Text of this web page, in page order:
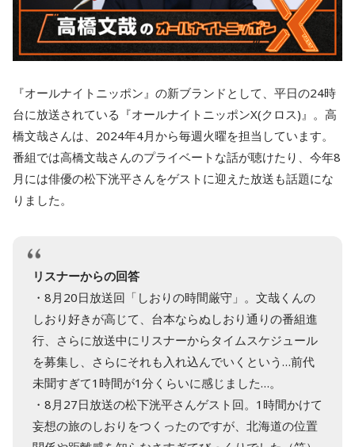
『オールナイトニッポン』の新ブランドとして、平日の24時
台に放送されている『オールナイトニッポンX(クロス)』。高
橋文哉さんは、2024年4月から毎週火曜を担当しています。
番組では高橋文哉さんのプライベートな話が聴けたり、今年8
月には俳優の松下洸平さんをゲストに迎えた放送も話題にな
りました。
リスナーからの回答
・8月20日放送回「しおりの時間厳守」。文哉くんの
しおり好きが高じて、台本ならぬしおり通りの番組進
行、さらに放送中にリスナーからタイムスケジュール
を募集し、さらにそれも入れ込んでいくという…前代
未聞すぎて1時間が1分くらいに感じました…。
・8月27日放送の松下洸平さんゲスト回。1時間かけて
妄想の旅のしおりをつくったのですが、北海道の位置